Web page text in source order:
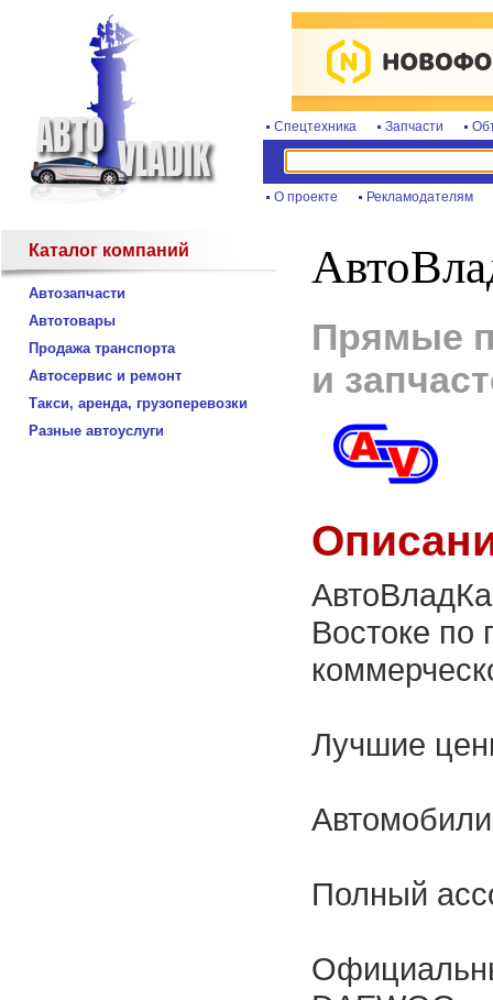
Спецтехника Запчасти
О проекте Рекламодателям
Каталог компаний
Автозапчасти
Автотовары
Продажа транспорта
Автосервис и ремонт
Такси, аренда, грузоперевозки
Разные автоуслуги
Прямые
и
Востоке по
Лучшие
Полный